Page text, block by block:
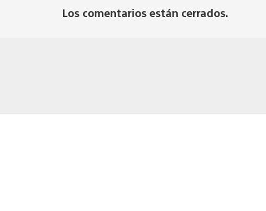
Los comentarios están cerrados.